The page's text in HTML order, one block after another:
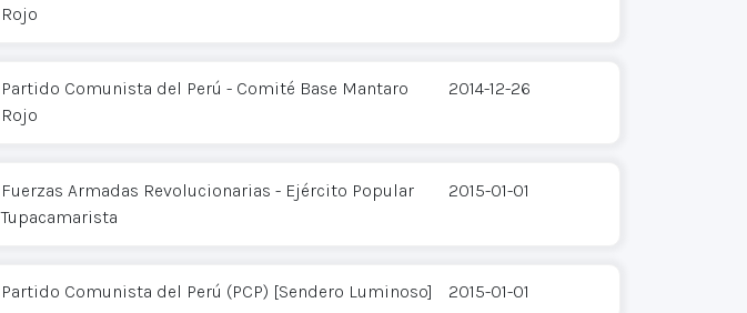
Rojo
Partido Comunista del Perú - Comité Base Mantaro
Rojo
2014-12-26
Fuerzas Armadas Revolucionarias - Ejército Popular
Tupacamarista
2015-01-01
Partido Comunista del Perú (PCP) [Sendero Luminoso] 2015-01-01